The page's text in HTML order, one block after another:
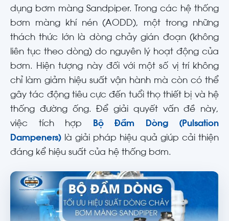
dụng bơm màng Sandpiper. Trong các hệ thống
bơm màng khí nén (AODD), một trong những
thách thức lớn là dòng chảy gián đoạn (không
liên tục theo dòng) do nguyên lý hoạt động của
bơm. Hiện tượng này đối với một số vị trí không
chỉ làm giảm hiệu suất vận hành mà còn có thể
gây tác động tiêu cực đến tuổi thọ thiết bị và hệ
thống đường ống. Để giải quyết vấn đề này,
việc tích hợp
Bộ Đầm Dòng (Pulsation
Dampeners) là giải pháp hiệu quả giúp cải thiện
đáng kể hiệu suất của hệ thống bơm.